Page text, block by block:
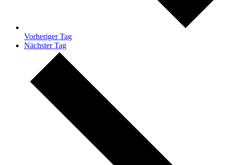
Vorheriger Tag
Nächster Tag